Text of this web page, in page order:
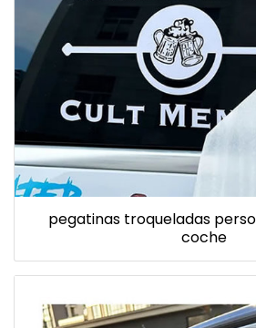
pegatinas troqueladas
coche